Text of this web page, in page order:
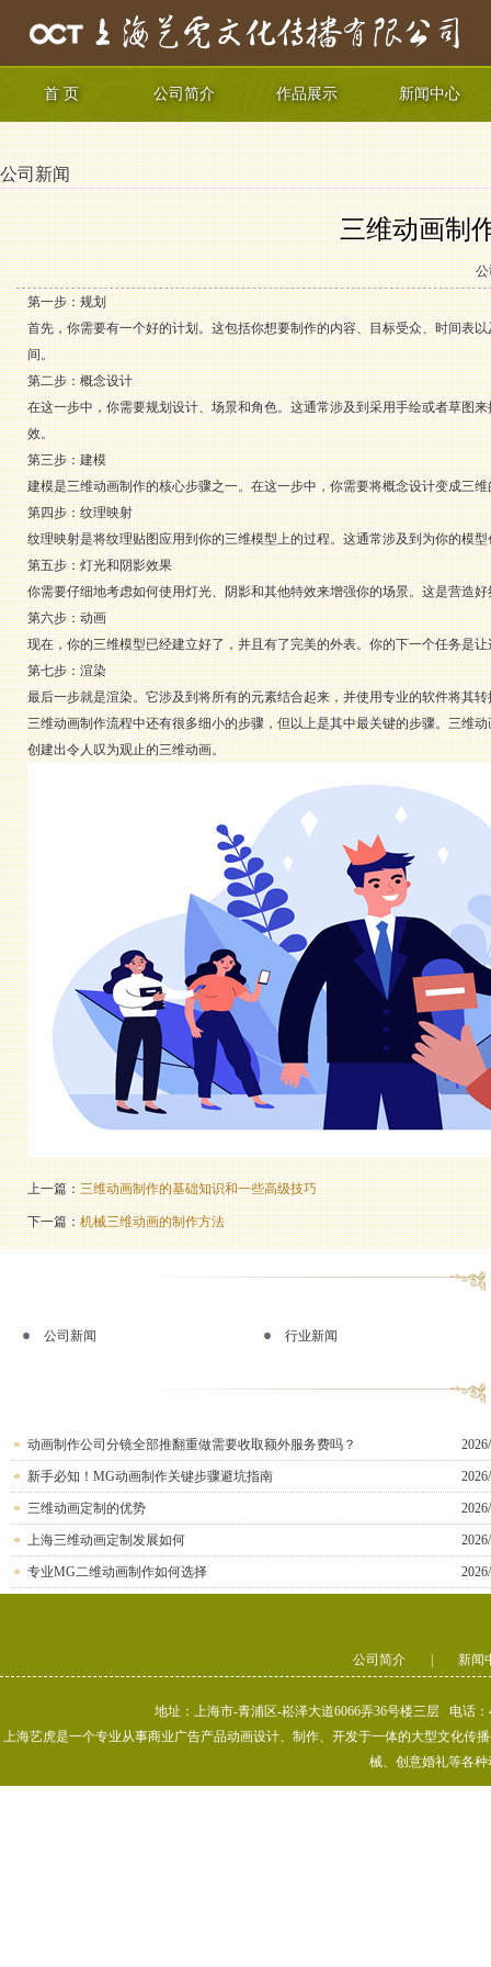
首 页 公司简介 作品展示 新闻中心
公司新闻
三维动画制
公
第一步：规划
首先，你需要有一个好的计划。这包括你想要制作的内容、目标受众、时间表
间。
第二步：概念设计
在这一步中，你需要规划设计、场景和角色。这通常涉及到采用手绘或者草图
效。
第三步：建模
建模是三维动画制作的核心步骤之一。在这一步中，你需要将概念设计变成三
第四步：纹理映射
纹理映射是将纹理贴图应用到你的三维模型上的过程。这通常涉及到为你的模
第五步：灯光和阴影效果
你需要仔细地考虑如何使用灯光、阴影和其他特效来增强你的场景。这是营造
第六步：动画
现在，你的三维模型已经建立好了，并且有了完美的外表。你的下一个任务是
第七步：渲染
最后一步就是渲染。它涉及到将所有的元素结合起来，并使用专业的软件将其
三维动画制作流程中还有很多细小的步骤，但以上是其中最关键的步骤。三维
创建出令人叹为观止的三维动画。
上一篇：三维动画制作的基础知识和一些高级技巧
下一篇：机械三维动画的制作方法
公司新闻 行业新闻
动画制作公司分镜全部推翻重做需要收取额外服务费吗？
新手必知！MG动画制作关键步骤避坑指南
三维动画定制的优势
上海三维动画定制发展如何
专业MG二维动画制作如何选择
公司简介 新闻
地址：上海市-青浦区-崧泽大道6066弄36号楼三层 电话
上海艺虎是一个专业从事商业广告产品动画设计、制作、开发于一体的大型文化传
械、创意婚礼等各